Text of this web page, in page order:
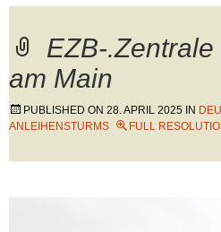
EZB-
am Main
PUBLISHED ON 28. APRIL 2025 IN
ANLEIHENSTURMS
FULL